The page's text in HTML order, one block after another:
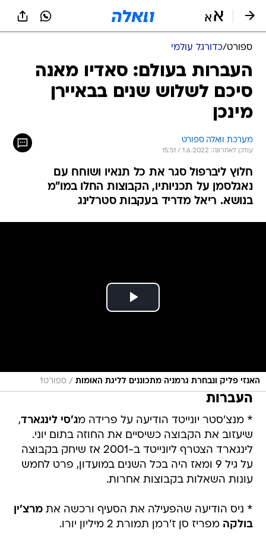
ספורט/כדורגל עולמי
העברות בעולם: סאדיו מאנה
סיכם לשלוש שנים בבאיירן
מינכן
מערכת וואלה ספורט
עודכן לאחרונה: 1.6.2022 / 15:51
חלוץ ליברפול סגר את כל תנאיו ושוחח עם
נאגלסמן על תכניותיו, הקבוצות החלו במו"מ
בנושא. ריאל מדריד בעקבות סטרלינג
האנזי פליק ונבחרת גרמניה מתכוננים לליגת האומות / ספורט1
העברות
* מנצ'סטר יונייטד הודיעה על פרידה מג'סי לינגארד,
שיעזוב את הקבוצה כשיסיים את החוזה בתום יוני.
לינגארד הצטרף ליונייטד ב-2001 אז שיחק בקבוצה
על גיל 9 ומאז היה בכל השנים במועדון, פרט לחמש
עונות השאלות בקבוצות אחרות.
* ניס הודיעה שהפעילה את הסעיף ורכשה אתמרצ'ין
בולקה מפריז סן ז'רמן תמורת 2 מיליון יורו.